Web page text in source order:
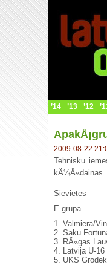
’14 ’13 ’12
2009-08-22
Tehnisku
kÄ¼Å«dainas.
Sievietes
E grupa
1. Valmiera/
2. Saku
3. RÄ«gas
4. Latvija U-16
5. UKS